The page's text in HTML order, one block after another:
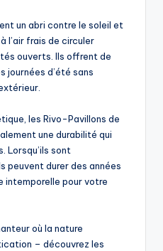
un abri contre le soleil et
l’air frais de circuler
ouverts. Ils offrent de
journées d’été sans
les Rivo-Pavillons de
une durabilité qui
Lorsqu’ils sont
peuvent durer des années
intemporelle pour votre
où la nature
– découvrez les